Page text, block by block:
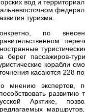
вод и
туризма.
по
берег пассажиров-
корабли
касаются 228
мнению экспертов,
Арктике,